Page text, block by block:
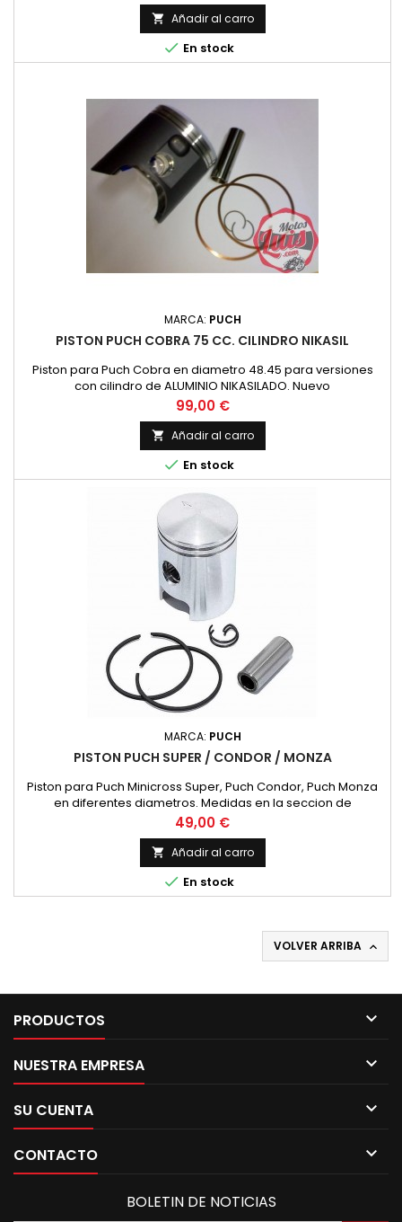
 Añadir al carro
 En stock
MARCA: PUCH
PISTON PUCH COBRA 75 CC. CILINDRO NIKASIL
Piston para Puch Cobra en diametro 48.45 para versiones
con cilindro de ALUMINIO NIKASILADO. Nuevo
Precio
99,00 €
 Añadir al carro
 En stock
MARCA: PUCH
PISTON PUCH SUPER / CONDOR / MONZA
Piston para Puch Minicross Super, Puch Condor, Puch Monza
en diferentes diametros. Medidas en la seccion de
caracteristicas.
Precio
49,00 €
 Añadir al carro
 En stock
VOLVER ARRIBA 
PRODUCTOS 
NUESTRA EMPRESA 
SU CUENTA 
CONTACTO 
BOLETIN DE NOTICIAS